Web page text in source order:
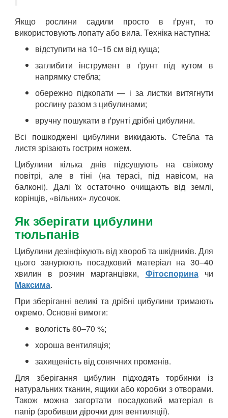
Якщо рослини садили просто в ґрунт, то
використовують лопату або вила. Техніка наступна:
відступити на 10–15 см від куща;
заглибити інструмент в ґрунт під кутом в
напрямку стебла;
обережно підкопати — і за листки витягнути
рослину разом з цибулинами;
вручну пошукати в ґрунті дрібні цибулини.
Всі пошкоджені цибулини викидають. Стебла та
листя зрізають гострим ножем.
Цибулини кілька днів підсушують на свіжому
повітрі, але в тіні (на терасі, під навісом, на
балконі). Далі їх остаточно очищають від землі,
корінців, «вільних» лусочок.
Як зберігати цибулини
тюльпанів
Цибулини дезінфікують від хвороб та шкідників. Для
цього занурюють посадковий матеріал на 30–40
хвилин в розчин марганцівки, Фітоспориначи
Максима.
При зберіганні великі та дрібні цибулини тримають
окремо. Основні вимоги:
вологість 60–70 %;
хороша вентиляція;
захищеність від сонячних променів.
Для зберігання цибулин підходять торбинки із
натуральних тканин, ящики або коробки з отворами.
Також можна загортати посадковий матеріал в
папір (зробивши дірочки для вентиляції).